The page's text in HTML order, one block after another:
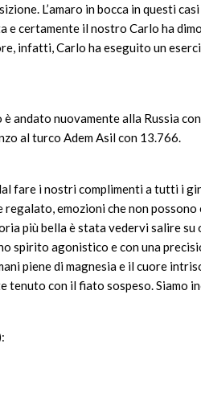
L’amaro in bocca in questi
certamente il nostro Carlo ha
infatti, Carlo ha eseguito un
andato nuovamente alla Russia
al turco Adem Asil con 13.766.
fare i nostri complimenti a tutti i
regalato, emozioni che non
più bella è stata vedervi salire
spirito agonistico e con una
piene di magnesia e il cuore
tenuto con il fiato sospeso. Siamo